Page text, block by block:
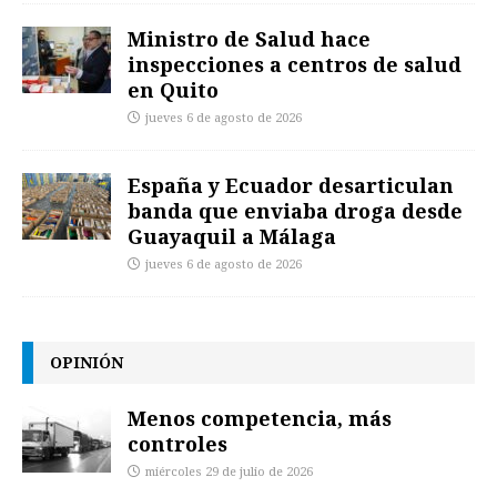
Ministro de Salud hace
inspecciones a centros de salud
en Quito
jueves 6 de agosto de 2026
España y Ecuador desarticulan
banda que enviaba droga desde
Guayaquil a Málaga
jueves 6 de agosto de 2026
OPINIÓN
Menos competencia, más
controles
miércoles 29 de julio de 2026